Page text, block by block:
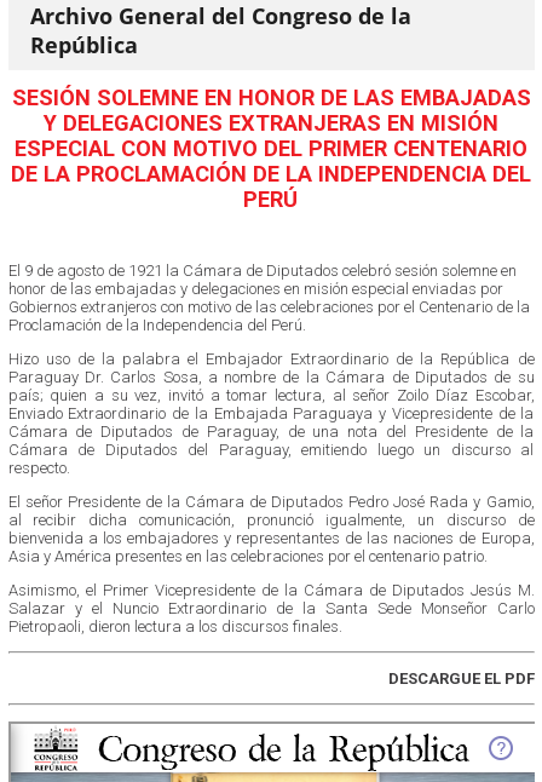
Archivo General del Congreso de la
República
SESIÓN SOLEMNE EN HONOR DE LAS EMBAJADAS
Y DELEGACIONES EXTRANJERAS EN MISIÓN
ESPECIAL CON MOTIVO DEL PRIMER CENTENARIO
DE LA PROCLAMACIÓN DE LA INDEPENDENCIA DEL
PERÚ
El 9 de agosto de 1921 la Cámara de Diputados celebró sesión solemne en
honor de las embajadas y delegaciones en misión especial enviadas por
Gobiernos extranjeros con motivo de las celebraciones por el Centenario de la
Proclamación de la Independencia del Perú.
Hizo uso de la palabra el Embajador Extraordinario de la República de
Paraguay Dr. Carlos Sosa, a nombre de la Cámara de Diputados de su
país; quien a su vez, invitó a tomar lectura, al señor Zoilo Díaz Escobar,
Enviado Extraordinario de la Embajada Paraguaya y Vicepresidente de la
Cámara de Diputados de Paraguay, de una nota del Presidente de la
Cámara de Diputados del Paraguay, emitiendo luego un discurso al
respecto.
El señor Presidente de la Cámara de Diputados Pedro José Rada y Gamio,
al recibir dicha comunicación, pronunció igualmente, un discurso de
bienvenida a los embajadores y representantes de las naciones de Europa,
Asia y América presentes en las celebraciones por el centenario patrio.
Asimismo, el Primer Vicepresidente de la Cámara de Diputados Jesús M.
Salazar y el Nuncio Extraordinario de la Santa Sede Monseñor Carlo
Pietropaoli, dieron lectura a los discursos finales.
DESCARGUE EL PDF